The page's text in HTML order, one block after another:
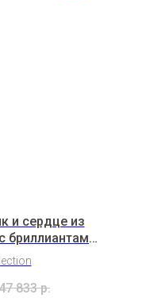
и сердце из
бриллиантами
833 р.